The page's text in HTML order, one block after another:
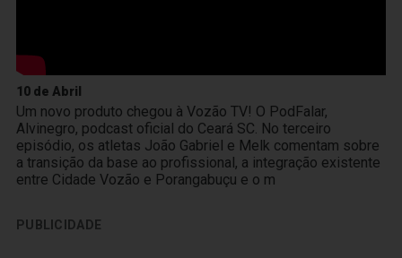
10 de Abril
Um novo produto chegou à Vozão TV! O PodFalar,
Alvinegro, podcast oficial do Ceará SC. No terceiro
episódio, os atletas João Gabriel e Melk comentam sobre
a transição da base ao profissional, a integração existente
entre Cidade Vozão e Porangabuçu e o m
PUBLICIDADE